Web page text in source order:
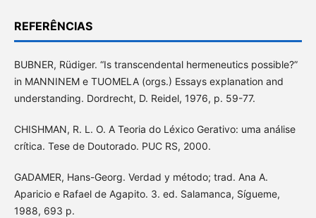
REFERÊNCIAS
BUBNER, Rüdiger. “Is transcendental hermeneutics possible?”
in MANNINEM e TUOMELA (orgs.) Essays explanation and
understanding. Dordrecht, D. Reidel, 1976, p. 59-77.
CHISHMAN, R. L. O. A Teoria do Léxico Gerativo: uma análise
crítica. Tese de Doutorado. PUC RS, 2000.
GADAMER, Hans-Georg. Verdad y método; trad. Ana A.
Aparicio e Rafael de Agapito. 3. ed. Salamanca, Sígueme,
1988, 693 p.